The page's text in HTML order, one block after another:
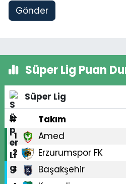
Gönder
Süper Lig Puan
Süper Lig
#
Takım
1 Amed
2 Erzurumspor FK
3 Başakşehir